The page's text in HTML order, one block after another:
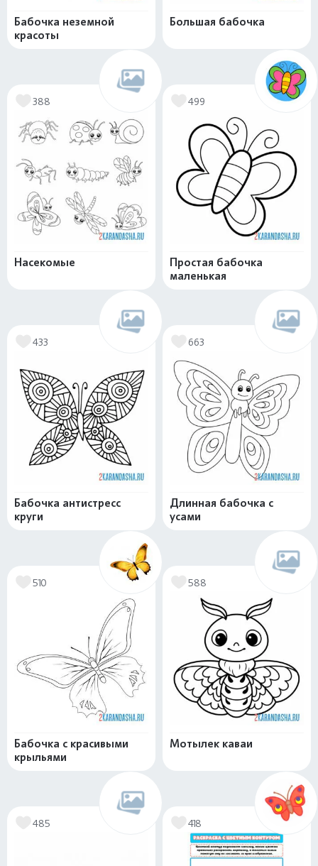
Бабочка неземной
красоты
Большая бабочка
388
Насекомые
499
Простая бабочка
маленькая
433
Бабочка антистресс
круги
663
Длинная бабочка с
усами
510
Бабочка с красивыми
крыльями
588
Мотылек каваи
485 418